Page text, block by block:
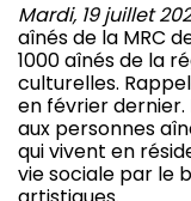
Mardi, 19 juillet
aînés de la MRC
1000 aînés de la
culturelles.
en février
aux personnes
qui vivent en
vie sociale par le